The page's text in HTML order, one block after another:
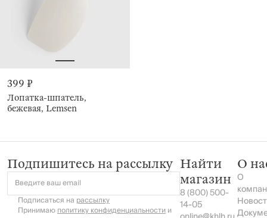
399 ₽
Лопатка-шпатель,
бежевая, Lemsen
Подпишитесь на рассылку
Введите ваш email
Подписаться на рассылку
Принимаюполитику конфиденциальностии
Найти
магазин
8 (800) 500-
14-05
О
О